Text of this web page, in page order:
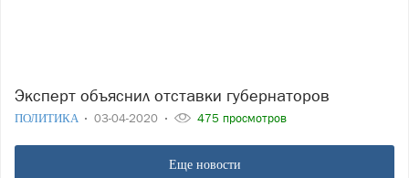
Эксперт объяснил отставки губернаторов
ПОЛИТИКА 03-04-2020 475 просмотров
Еще новости